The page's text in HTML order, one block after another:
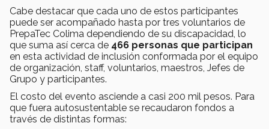
Cabe destacar que cada uno de estos participantes
puede ser acompañado hasta por tres voluntarios de
PrepaTec Colima dependiendo de su discapacidad, lo
que suma así cerca de 466 personas que participan
en esta actividad de inclusión conformada por el equipo
de organización, staff, voluntarios, maestros, Jefes de
Grupo y participantes.
El costo del evento asciende a casi 200 mil pesos. Para
que fuera autosustentable se recaudaron fondos a
través de distintas formas: